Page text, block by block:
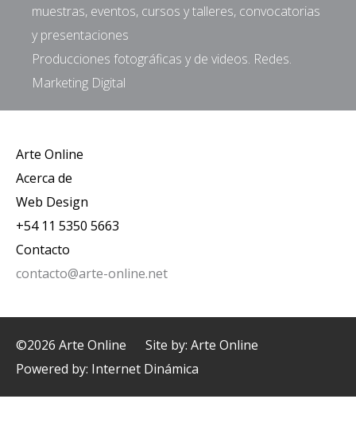
muestras, eventos, cursos y talleres, convocatorias
y presentaciones
Producciones fotográficas y de videos. Redes.
Marketing Digital
Arte Online
Acerca de
Web Design
+54 11 5350 5663
Contacto
contacto@arte-online.net
©2026 Arte Online
Site by: Arte Online
Powered by: Internet Dinámica